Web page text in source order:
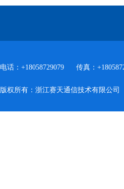
电话：+18058729079 传真：
版权所有：浙江赛天通信技术有限公司